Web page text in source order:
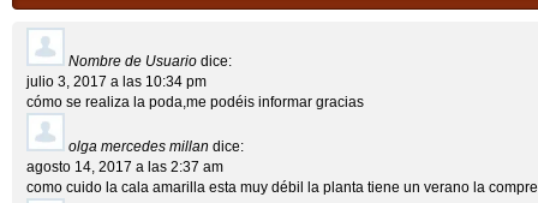
Nombre de Usuario dice:
julio 3, 2017 a las 10:34 pm
cómo se realiza la poda,me podéis informar gracias
olga mercedes millan dice:
agosto 14, 2017 a las 2:37 am
como cuido la cala amarilla esta muy débil la planta tiene un verano la